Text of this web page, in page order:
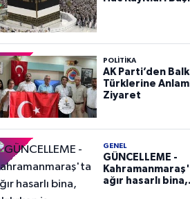
POLITIKA
AK Parti’den
Türklerine
Ziyaret
GENEL
GÜNCELLEME -
ağır hasarlı bina,